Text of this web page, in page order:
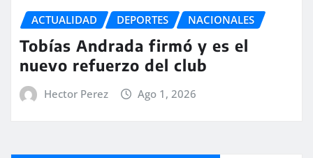
ACTUALIDAD DEPORTES NACIONALES
Tobías Andrada firmó y es el
nuevo refuerzo del club
Hector Perez Ago 1, 2026